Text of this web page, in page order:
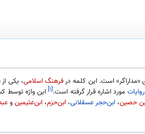
«مداراگر» است. این کلمه درفرهنگ اسلامی، یکی
روایات مورد اشاره قرار گرفته است.[۱] این واژه توسط
بن حصین، ابن‌حجر عسقلانی، ابن‌حزم، ابن‌عثیمینو